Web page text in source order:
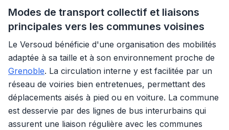
Modes de transport collectif et liaisons
principales vers les communes voisines
Le Versoud bénéficie d'une organisation des mobilités
adaptée à sa taille et à son environnement proche de
Grenoble. La circulation interne y est facilitée par un
réseau de voiries bien entretenues, permettant des
déplacements aisés à pied ou en voiture. La commune
est desservie par des lignes de bus interurbains qui
assurent une liaison régulière avec les communes